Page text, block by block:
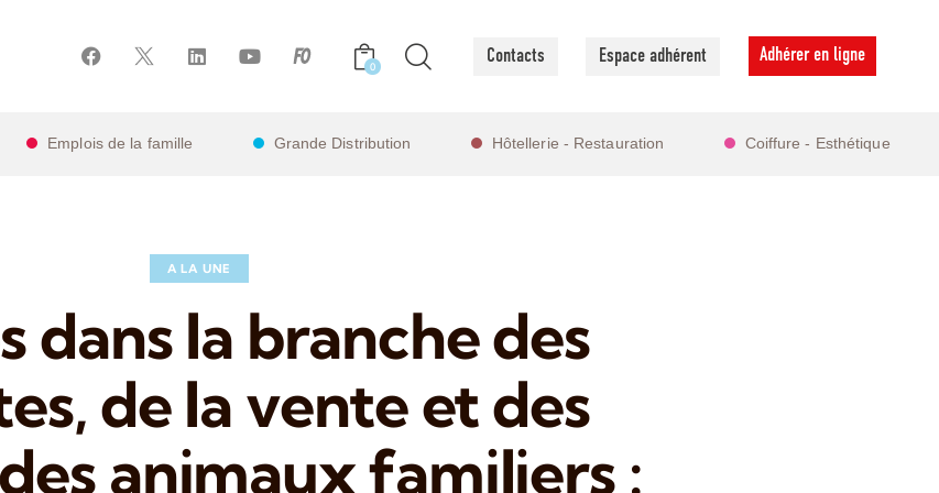
0 Contacts Espace adhérent Adhérer en ligne
Emplois de la famille Grande Distribution Hôtellerie - Restauration Coiffure - Esthétique
A LA UNE
dans la branche des
de la vente et des
animaux familiers :